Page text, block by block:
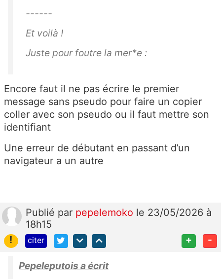
------
Et voilà !
Juste pour foutre la mer*e :
Encore faut il ne pas écrire le premier
message sans pseudo pour faire un copier
coller avec son pseudo ou il faut mettre son
identifiant
Une erreur de débutant en passant d’un
navigateur a un autre
Publié par pepelemoko le 23/05/2026 à
18h15
!
citer + -
Pepeleputois a écrit